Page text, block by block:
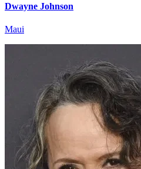
Dwayne Johnson
Maui